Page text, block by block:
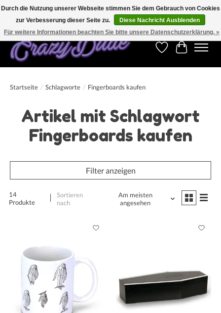
Kostenfreier Versand für Bestellungen ab 250 €. Weltweite Lieferung!
Wunschzettel
Ihr
Startseite / Schlagworte / Fingerboards kaufen
Artikel mit Schlagwort
Fingerboards kaufen
Filter anzeigen
14
Produkte
Sortieren
nach
Am meisten
angesehen
Durch die Nutzung unserer Webseite stimmen Sie dem Gebrauch von Cookies
zur Verbesserung dieser Seite zu.
Diese Nachricht Ausblenden
Für weitere Informationen beachten Sie bitte unsere Datenschutzerklärung. »